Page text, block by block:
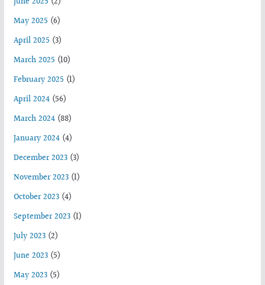
May 2025 (6)
April 2025 (3)
March 2025 (10)
February 2025 (1)
April 2024(56)
March 2024(88)
January 2024(4)
December 2023(3)
November 2023(1)
October 2023(4)
September 2023(1)
July 2023(2)
June 2023(5)
May 2023(5)